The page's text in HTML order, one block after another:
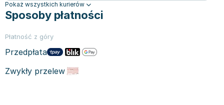
Pokaż wszystkich kurierów
Sposoby płatności
Płatność z góry
Przedpłata
Zwykły przelew